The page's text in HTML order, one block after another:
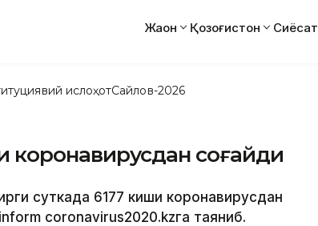
Жаҳон Қозоғистон Сиёсат
ислоҳотСайлов-2026
коронавирусдан соғайди
суткада 6177 киши коронавирусдан
coronavirus2020.kzга таяниб.